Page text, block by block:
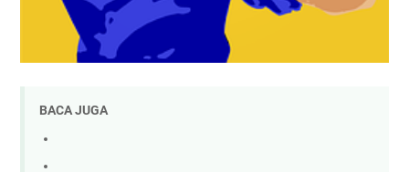
BACA JUGA